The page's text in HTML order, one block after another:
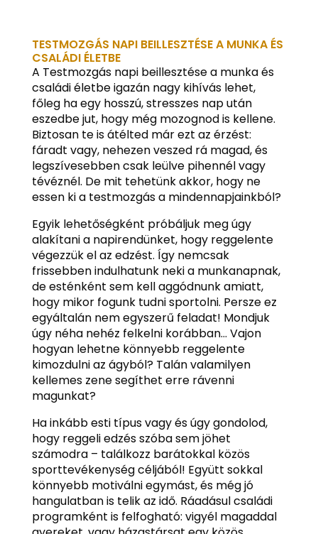
TESTMOZGÁS NAPI BEILLESZTÉSE A MUNKA ÉS
CSALÁDI ÉLETBE
A Testmozgás napi beillesztése a munka és
családi életbe igazán nagy kihívás lehet,
főleg ha egy hosszú, stresszes nap után
eszedbe jut, hogy még mozognod is kellene.
Biztosan te is átélted már ezt az érzést:
fáradt vagy, nehezen veszed rá magad, és
legszívesebben csak leülve pihennél vagy
tévéznél. De mit tehetünk akkor, hogy ne
essen ki a testmozgás a mindennapjainkból?
Egyik lehetőségként próbáljuk meg úgy
alakítani a napirendünket, hogy reggelente
végezzük el az edzést. Így nemcsak
frissebben indulhatunk neki a munkanapnak,
de esténként sem kell aggódnunk amiatt,
hogy mikor fogunk tudni sportolni. Persze ez
egyáltalán nem egyszerű feladat! Mondjuk
úgy néha nehéz felkelni korábban… Vajon
hogyan lehetne könnyebb reggelente
kimozdulni az ágyból? Talán valamilyen
kellemes zene segíthet erre rávenni
magunkat?
Ha inkább esti típus vagy és úgy gondolod,
hogy reggeli edzés szóba sem jöhet
számodra – találkozz barátokkal közös
sporttevékenység céljából! Együtt sokkal
könnyebb motiválni egymást, és még jó
hangulatban is telik az idő. Ráadásul családi
programként is felfogható: vigyél magaddal